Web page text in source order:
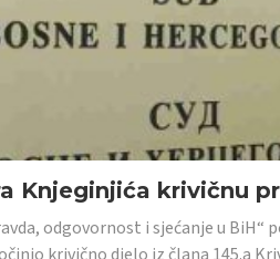
Knjeginjića krivičnu
odgovornost i sjećanje u
krivično djelo iz člana 145.a